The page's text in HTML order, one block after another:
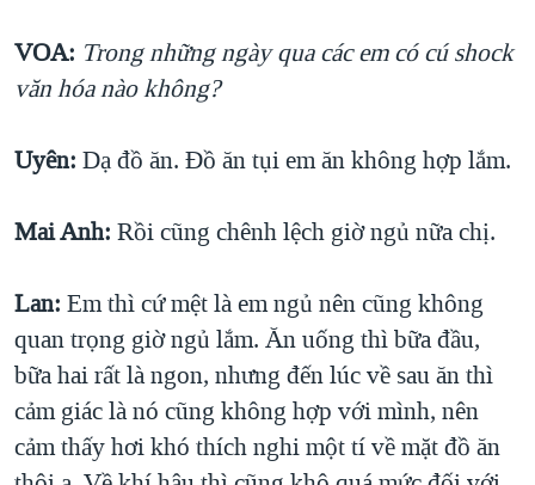
VOA: Trong những ngày qua các em có cú shock
văn hóa nào không?
Uyên: Dạ đồ ăn. Đồ ăn tụi em ăn không hợp lắm.
Mai Anh: Rồi cũng chênh lệch giờ ngủ nữa chị.
Lan: Em thì cứ mệt là em ngủ nên cũng không
quan trọng giờ ngủ lắm. Ăn uống thì bữa đầu,
bữa hai rất là ngon, nhưng đến lúc về sau ăn thì
cảm giác là nó cũng không hợp với mình, nên
cảm thấy hơi khó thích nghi một tí về mặt đồ ăn